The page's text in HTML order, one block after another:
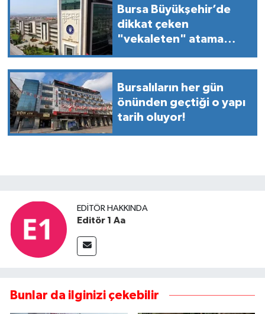
Bursa Büyükşehir’de
dikkat çeken
"vekaleten" atama
Bursalıların her gün
önünden geçtiği o yapı
tarih oluyor!
EDITÖR HAKKINDA
Editör 1 Aa
Bunlar da ilginizi çekebilir